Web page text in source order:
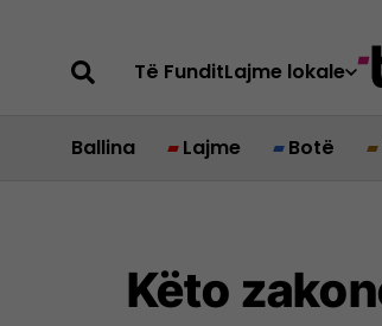
Të FunditLajme lokale
Ballina Lajme Botë
Këto